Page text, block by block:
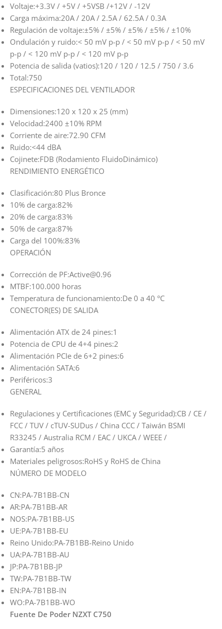
Voltaje:+3.3V / +5V / +5VSB /+12V / -12V
Carga máxima:20A / 20A / 2.5A / 62.5A / 0.3A
Regulación de voltaje:±5% / ±5% / ±5% / ±5% / ±10%
Ondulación y ruido:< 50 mV p-p / < 50 mV p-p / < 50 mV
p-p / < 120 mV p-p / < 120 mV p-p
Potencia de salida (vatios):120 / 120 / 12.5 / 750 / 3.6
Total:750
ESPECIFICACIONES DEL VENTILADOR
Dimensiones:120 x 120 x 25 (mm)
Velocidad:2400 ±10% RPM
Corriente de aire:72.90 CFM
Ruido:<44 dBA
Cojinete:FDB (Rodamiento FluidoDinámico)
RENDIMIENTO ENERGÉTICO
Clasificación:80 Plus Bronce
10% de carga:82%
20% de carga:83%
50% de carga:87%
Carga del 100%:83%
OPERACIÓN
Corrección de PF:Active@0.96
MTBF:100.000 horas
Temperatura de funcionamiento:De 0 a 40 °C
CONECTOR(ES) DE SALIDA
Alimentación ATX de 24 pines:1
Potencia de CPU de 4+4 pines:2
Alimentación PCIe de 6+2 pines:6
Alimentación SATA:6
Periféricos:3
GENERAL
Regulaciones y Certificaciones (EMC y Seguridad):CB / CE /
FCC / TUV / cTUV-SUDus / China CCC / Taiwán BSMI
R33245 / Australia RCM / EAC / UKCA / WEEE /
Garantía:5 años
Materiales peligrosos:RoHS y RoHS de China
NÚMERO DE MODELO
CN:PA-7B1BB-CN
AR:PA-7B1BB-AR
NOS:PA-7B1BB-US
UE:PA-7B1BB-EU
Reino Unido:PA-7B1BB-Reino Unido
UA:PA-7B1BB-AU
JP:PA-7B1BB-JP
TW:PA-7B1BB-TW
EN:PA-7B1BB-IN
WO:PA-7B1BB-WO
Fuente De Poder NZXT C750